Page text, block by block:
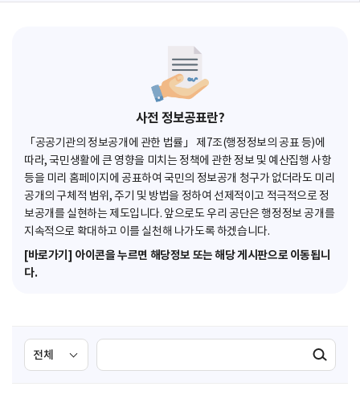
사전 정보공표란?
「공공기관의 정보공개에 관한 법률」 제7조(행정정보의 공표 등)에
따라, 국민생활에 큰 영향을 미치는 정책에 관한 정보 및 예산집행 사항
등을 미리 홈페이지에 공표하여 국민의 정보공개 청구가 없더라도 미리
공개의 구체적 범위, 주기 및 방법을 정하여 선제적이고 적극적으로 정
보공개를 실현하는 제도입니다. 앞으로도 우리 공단은 행정정보 공개를
지속적으로 확대하고 이를 실천해 나가도록 하겠습니다.
[바로가기] 아이콘을 누르면 해당정보 또는 해당 게시판으로 이동됩니
다.
검
색
색
검색실행